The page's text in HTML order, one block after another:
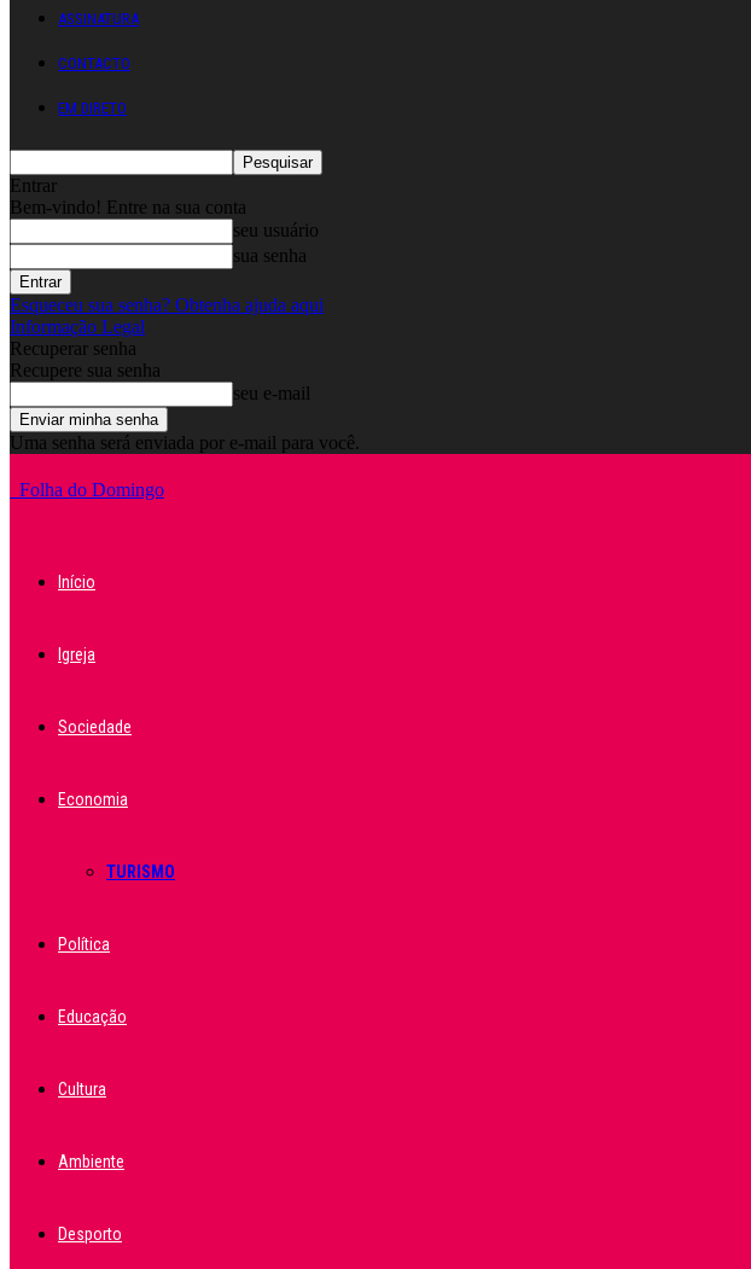
ASSINATURA
CONTACTO
EM DIRETO
Entrar
Bem-vindo! Entre na sua conta
seu usuário
sua senha
Esqueceu sua senha? Obtenha ajuda aqui
Informação Legal
Recuperar senha
Recupere sua senha
seu e-mail
Uma senha será enviada por e-mail para você.
Folha do Domingo
Início
Igreja
Sociedade
Economia
TURISMO
Política
Educação
Cultura
Ambiente
Desporto